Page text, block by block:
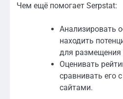
Чем ещё помогает Serpstat:
Анализировать
находить
для размещения
Оценивать
сравнивать его
сайтами.